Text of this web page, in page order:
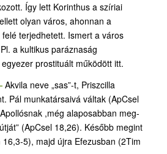
Így lett Korinthus a szíriai
olyan város, ahonnan a
terjedhetett. Ismert a város
a kultikus paráznaság
prostituált működött itt.
Akvila neve „sas”-t, Priszcilla
Pál munkatársaivá váltak (ApCsel
,még alaposabban meg­
(ApCsel 18,26). Később megint
5), majd újra Efezusban (2Tim